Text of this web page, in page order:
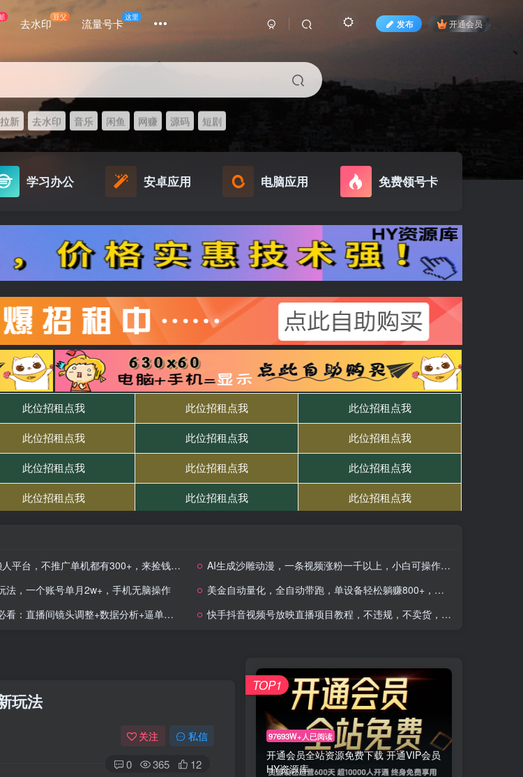
去水印豆父 流量号卡这里
发布 开通会员
拉新 去水印 音乐 闲鱼 网赚 源码 短剧
学习办公 安卓应用 电脑应用 免费领号卡
不推广单机都有300+，来捡钱，简单无脑稳定可批量
AI生成沙雕动漫，一条视频涨粉一千以上，小白可操作，单日变现500+
法，一个账号单月2w+，手机无脑操作
美金自动量化，全自动带跑，单设备轻松躺赚800+，我愿称今年最牛逼项目…
播间镜头调整+数据分析+逼单话术，提升直播间人气 快手抖音视频号放映直播项目教程，不违规，不卖货，不靠粉丝，不靠礼物打赏，每天200-600
玩法
关注 私信
0 365 12
97693W+人已阅读
开通会员全站资源免费下载 开通VIP会员
HY资源库
TOP1